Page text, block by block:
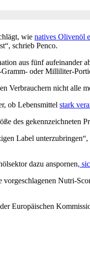
wie natives Olivenöl
schrieb Penco.
aus fünf aufeinander
oder Milliliter-
Verbrauchern nicht alle
ob Lebensmittel stark
des gekennzeichneten
Label
dazu anspornen,
Nutri-
Europäischen